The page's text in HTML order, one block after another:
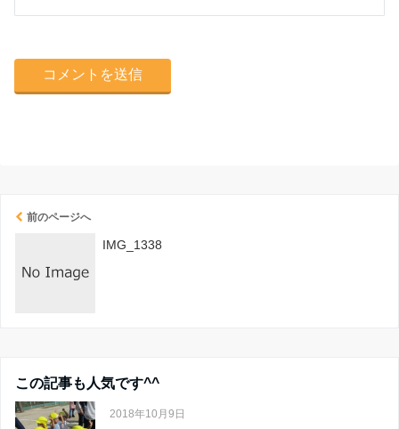
前のページへ
IMG_1338
この記事も人気です^^
2018年10月9日